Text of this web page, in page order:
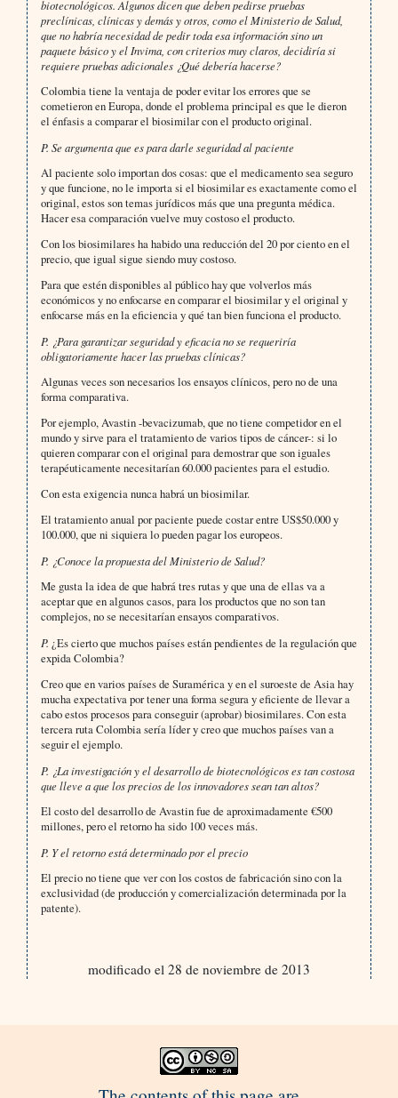
biotecnológicos. Algunos dicen que deben pedirse pruebas
preclínicas, clínicas y demás y otros, como el Ministerio de Salud,
que no habría necesidad de pedir toda esa información sino un
paquete básico y el Invima, con criterios muy claros, decidiría si
requiere pruebas adicionales ¿Qué debería hacerse?
Colombia tiene la ventaja de poder evitar los errores que se
cometieron en Europa, donde el problema principal es que le dieron
el énfasis a comparar el biosimilar con el producto original.
P. Se argumenta que es para darle seguridad al paciente
Al paciente solo importan dos cosas: que el medicamento sea seguro
y que funcione, no le importa si el biosimilar es exactamente como el
original, estos son temas jurídicos más que una pregunta médica.
Hacer esa comparación vuelve muy costoso el producto.
Con los biosimilares ha habido una reducción del 20 por ciento en el
precio, que igual sigue siendo muy costoso.
Para que estén disponibles al público hay que volverlos más
económicos y no enfocarse en comparar el biosimilar y el original y
enfocarse más en la eficiencia y qué tan bien funciona el producto.
P. ¿Para garantizar seguridad y eficacia no se requeriría
obligatoriamente hacer las pruebas clínicas?
Algunas veces son necesarios los ensayos clínicos, pero no de una
forma comparativa.
Por ejemplo, Avastin -bevacizumab, que no tiene competidor en el
mundo y sirve para el tratamiento de varios tipos de cáncer-: si lo
quieren comparar con el original para demostrar que son iguales
terapéuticamente necesitarían 60.000 pacientes para el estudio.
Con esta exigencia nunca habrá un biosimilar.
El tratamiento anual por paciente puede costar entre US$50.000 y
100.000, que ni siquiera lo pueden pagar los europeos.
P. ¿Conoce la propuesta del Ministerio de Salud?
Me gusta la idea de que habrá tres rutas y que una de ellas va a
aceptar que en algunos casos, para los productos que no son tan
complejos, no se necesitarían ensayos comparativos.
P. ¿Es cierto que muchos países están pendientes de la regulación que
expida Colombia?
Creo que en varios países de Suramérica y en el suroeste de Asia hay
mucha expectativa por tener una forma segura y eficiente de llevar a
cabo estos procesos para conseguir (aprobar) biosimilares. Con esta
tercera ruta Colombia sería líder y creo que muchos países van a
seguir el ejemplo.
P. ¿La investigación y el desarrollo de biotecnológicos es tan costosa
que lleve a que los precios de los innovadores sean tan altos?
El costo del desarrollo de Avastin fue de aproximadamente €500
millones, pero el retorno ha sido 100 veces más.
P. Y el retorno está determinado por el precio
El precio no tiene que ver con los costos de fabricación sino con la
exclusividad (de producción y comercialización determinada por la
patente).
modificado el 28 de noviembre de 2013